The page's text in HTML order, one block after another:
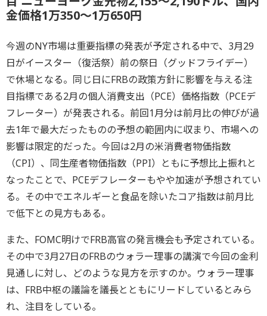
金価格1万350～1万650円
今週のNY市場は重要指標の発表が予定される中で、3月29
日がイースター（復活祭）前の祭日（グッドフライデー）
で休場となる。同じ日にFRBの政策方針に影響を与える注
目指標である2月の個人消費支出（PCE）価格指数（PCEデ
フレーター）が発表される。前回1月分は前月比の伸びが過
去1年で最大だったものの予想の範囲内に収まり、市場への
影響は限定的だった。今回は2月の米消費者物価指数
（CPI）、同生産者物価指数（PPI）ともに予想比上振れと
なったことで、PCEデフレーターもやや加速が予想されてい
る。その中でエネルギーと食品を除いたコア指数は前月比
で低下との見方もある。
また、FOMC明けでFRB高官の発言機会も予定されている。
その中で3月27日のFRBのウォラー理事の講演で今回の金利
見通しに対し、どのような見方を示すのか。ウォラー理事
は、FRB中枢の議論を議長とともにリードしているとみら
れ、注目をしている。